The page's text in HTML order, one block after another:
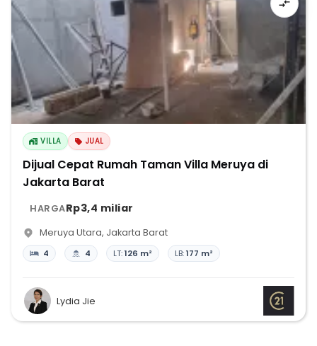
VILLA JUAL
Dijual Cepat Rumah Taman Villa Meruya di
Jakarta Barat
HARGARp3,4 miliar
Meruya Utara, Jakarta Barat
4 4 LT:126 m² LB:177 m²
Lydia Jie